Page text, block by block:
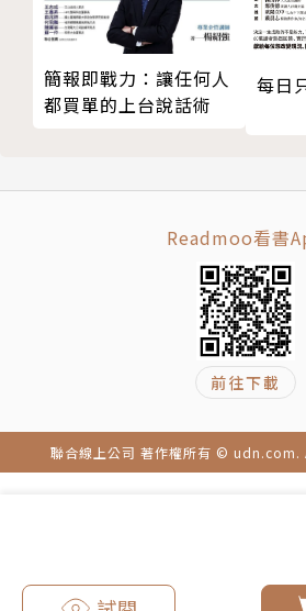
【核心動力4：所有權與占有欲】
如《寶可夢》的全套加隱藏角色
集的渴望。
【核心動力6 ：稀缺性與迫切】
Facebook初期只供哈佛大學生加
感，造成開放後許多人迫不及待加
【核心動力7 ：不確定性與好奇心】
的好奇心讓訂房率及邊際收益大
跑步app《殭屍大逃亡》使用者
高高在上的核心動力
「幹掉」我的百科全書
牛頓留下的不只是水果而已
雷神之槌不只是工具而已
☑開啟新篇章！得到激勵
第6章 第二項核心動力：發展與成
第一個讓我上癮的遊戲化網站
「我花太多錢買了。給你好看，阿
伯利恆之星──引領使用者前行
eBay的設計限制
☑馬上動手做
簡報即戰力：讓任何人
都買單的上台說話術
每日
Readmoo看書
前往下載
聯合線上公司 著作權所有 © udn.com.